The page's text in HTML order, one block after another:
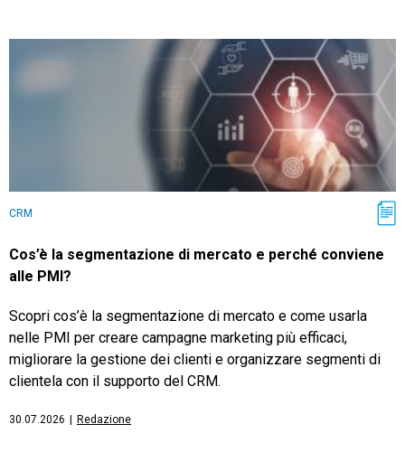
CRM
Cos’è la segmentazione di mercato e perché conviene
alle PMI?
Scopri cos’è la segmentazione di mercato e come usarla
nelle PMI per creare campagne marketing più efficaci,
migliorare la gestione dei clienti e organizzare segmenti di
clientela con il supporto del CRM.
30.07.2026 Redazione